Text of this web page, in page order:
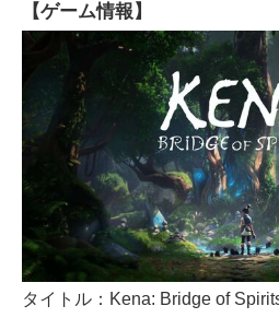
【ゲーム情報】
タイトル：Kena: Bridge of